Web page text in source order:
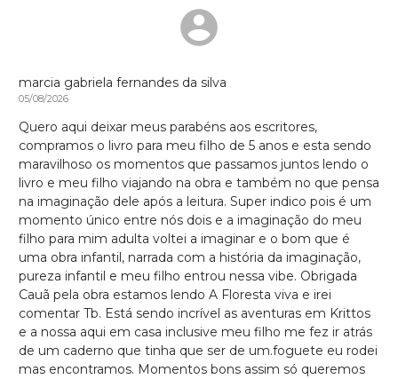
marcia gabriela fernandes da silva
05/08/2026
Quero aqui deixar meus parabéns aos escritores,
compramos o livro para meu filho de 5 anos e esta sendo
maravilhoso os momentos que passamos juntos lendo o
livro e meu filho viajando na obra e também no que pensa
na imaginação dele após a leitura. Super indico pois é um
momento único entre nós dois e a imaginação do meu
filho para mim adulta voltei a imaginar e o bom que é
uma obra infantil, narrada com a história da imaginação,
pureza infantil e meu filho entrou nessa vibe. Obrigada
Cauã pela obra estamos lendo A Floresta viva e irei
comentar Tb. Está sendo incrível as aventuras em Krittos
e a nossa aqui em casa inclusive meu filho me fez ir atrás
de um caderno que tinha que ser de um.foguete eu rodei
mas encontramos. Momentos bons assim só queremos